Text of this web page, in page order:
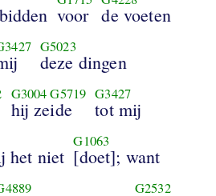
voor de voeten
G5023
deze dingen
G3004 G5719
hij zeide
G3427
tot mij
het niet
G1063
[doet]; want
G2532